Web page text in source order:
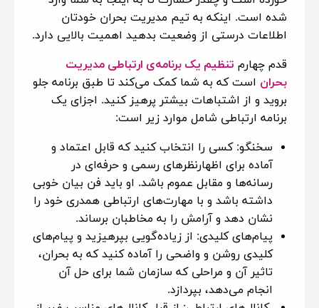
شده است. اینکه به تیم مدیریت بحران خودتان
اطلاعات درستی از وضعیت بدهید اهمیت بالایی دارد.
قدم چهارم تنظیم یک برنامه‌ی ارتباطی مدیریت
بحران است که به شما کمک می‌کند تا طبق برنامه جلو
بروید و از اشتباهات بیشتر پرهیز کنید. اجزای یک
برنامه ارتباطی شامل موارد زیر است:
سخنگو: کسی را انتخاب کنید که قابل اعتماد و
آماده برای اظهارنظرهای رسمی و حرفه‌ای در
رسانه‌ها و مقابل عموم باشد. او باید فن بیان خوبی
داشته باشد و با مهارت‌های ارتباطی همدری خود را
نشان دهد و آرامش را به مخاطبان برساند.
پیام‌های کلیدی: از زیاده‌گویی بپرهیزید و پیام‌های
کلیدی روشن و واضحی را آماده کنید که به بحران،
تاثیر آن و مراحلی که سازمان شما برای حل آن
انجام می‌دهد، بپردازد.